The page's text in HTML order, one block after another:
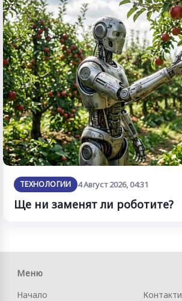
ТЕХНОЛОГИИ 4 Август 2026, 04:31
Ще ни заменят ли роботите?
Меню
Начало
Контакти